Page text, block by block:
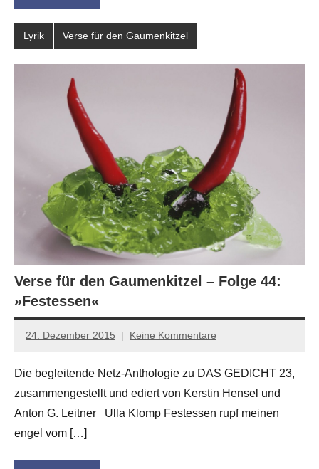
Lyrik Verse für den Gaumenkitzel
Verse für den Gaumenkitzel – Folge 44:
»Festessen«
24. Dezember 2015
Anton
Leitner
Keine Kommentare
Die begleitende Netz-Anthologie zu DAS GEDICHT 23,
zusammengestellt und ediert von Kerstin Hensel und
Anton G. Leitner Ulla Klomp Festessen rupf meinen
engel vom […]